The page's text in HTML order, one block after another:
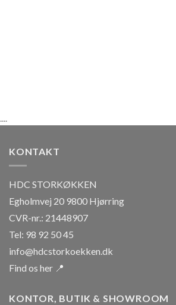
....
KONTAKT
HDC STORKØKKEN
Egholmvej 20 9800 Hjørring
CVR-nr.: 21448907
Tel: 98 92 50 45
info@hdcstorkoekken.dk
Find os her 📍
KONTOR, BUTIK & SHOWROOM